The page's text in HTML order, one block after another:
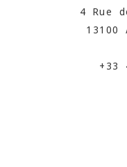
4 Rue
13100
+33